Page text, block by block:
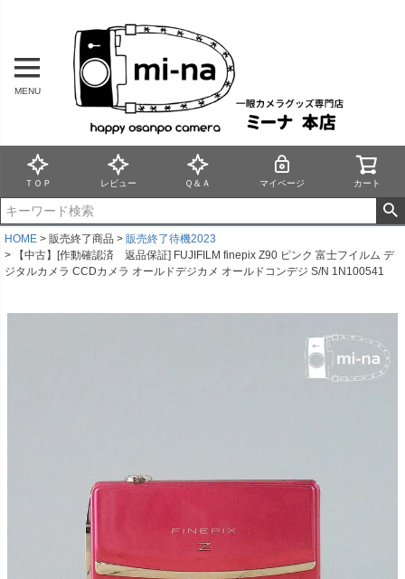
MENU
ＴＯＰ レビュー Ｑ＆Ａ マイページ カート
HOME 販売終了商品
販売終了待機2023
【中古】[作動確認済 返品保証] FUJIFILM finepix Z90 ピンク 富士フイルム デ
ジタルカメラ CCDカメラ オールドデジカメ オールドコンデジ S/N 1N100541